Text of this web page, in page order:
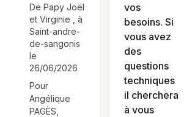
De Papy Joël
et Virginie , à
Saint-andre-
de-sangonis
le
26/06/2026
Pour
Angélique
PAGÈS,
vos
besoins. Si
vous avez
des
questions
techniques
il cherchera
à vous